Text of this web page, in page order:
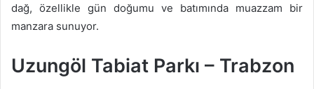
dağ, özellikle gün doğumu ve batımında muazzam bir
manzara sunuyor.
Uzungöl Tabiat Parkı – Trabzon